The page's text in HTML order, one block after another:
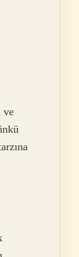
ve